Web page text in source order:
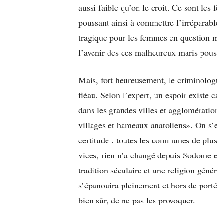
aussi faible qu’on le croit. Ce sont les
poussant ainsi à commettre
tragique pour les femmes en question
l’avenir des ces malheureux maris
Mais, fort heureusement, le
fléau. Selon l’expert, un espoir existe
dans les grandes villes et
villages et hameaux anatoliens». On
certitude : toutes les communes de
vices, rien n’a changé depuis
tradition séculaire et une religion
s’épanouira pleinement et hors de
bien sûr, de ne pas les provoquer.